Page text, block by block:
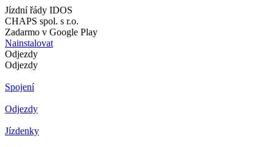
Jízdní řády IDOS
CHAPS spol. s r.o.
Zadarmo v Google Play
Nainstalovat
Odjezdy
Odjezdy
Spojení
Odjezdy
Jízdenky